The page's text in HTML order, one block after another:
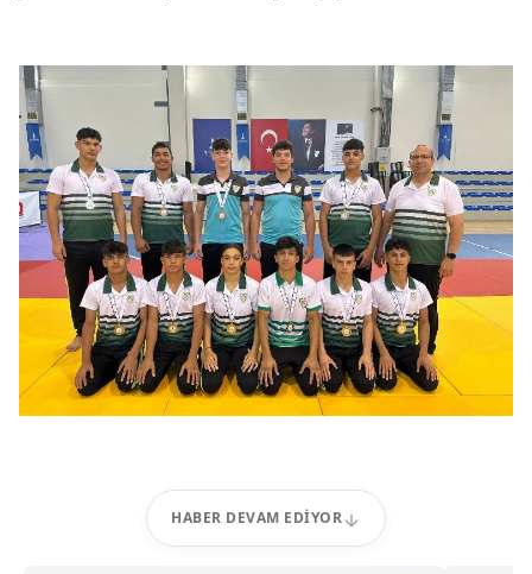
HABER DEVAM EDIYOR